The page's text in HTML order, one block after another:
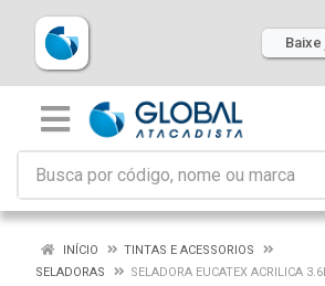
INÍCIO
TINTAS E ACESSORIOS
SELADORAS
SELADORA EUCATEX ACRILICA